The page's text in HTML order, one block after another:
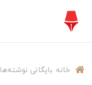
خانه بایگانی نوشته‌ها